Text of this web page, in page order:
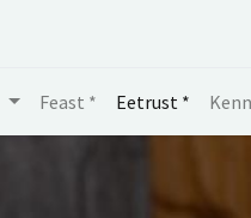
Feast * Eetrust *